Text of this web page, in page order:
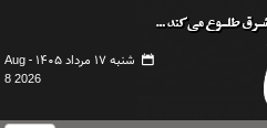
شنبه ۱۷ مرداد ۱۴۰۵ -
Aug
8 2026